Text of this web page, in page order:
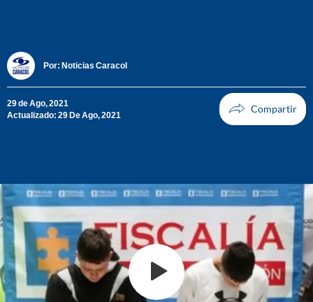
Por: Noticias Caracol
29 de Ago, 2021
Actualizado: 29 De Ago, 2021